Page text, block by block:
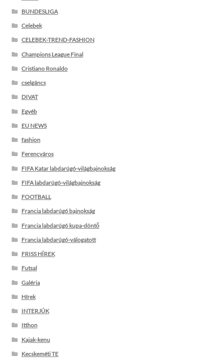
BUNDESLIGA
Celebek
CELEBEK-TREND-FASHION
Champions League Final
Cristiano Ronaldo
cselgáncs
DIVAT
Egyéb
EU NEWS
fashion
Ferencváros
FIFA Katar labdarúgó-világbajnokság
FIFA labdarúgó-világbajnokság
FOOTBALL
Francia labdarúgó bajnokság
Francia labdarúgó kupa-döntő
Francia labdarúgó-válogatott
FRISS HÍREK
Futsal
Galéria
Hírek
INTERJÚK
Itthon
Kajak-kenu
Kecskeméti TE